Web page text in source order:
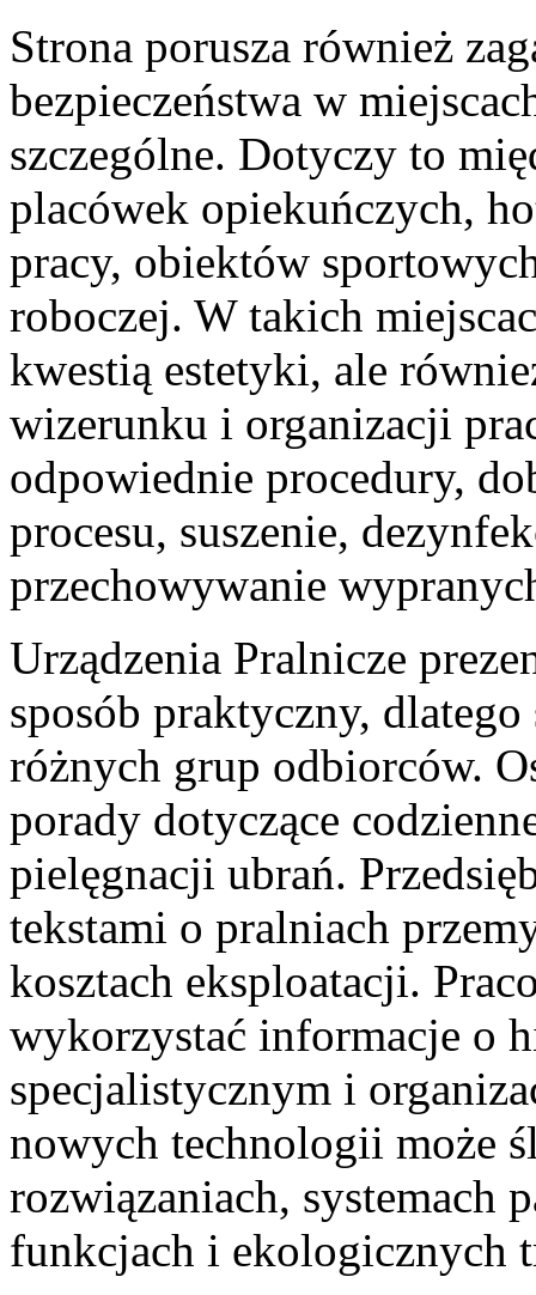
Strona porusza również
bezpieczeństwa w
szczególne. Dotyczy to
placówek opiekuńczych,
pracy, obiektów
roboczej. W takich
kwestią estetyki, ale
wizerunku i organizacji
odpowiednie procedury,
procesu, suszenie,
przechowywanie
Urządzenia Pralnicze
sposób praktyczny,
różnych grup odbiorców.
porady dotyczące
pielęgnacji ubrań.
tekstami o pralniach
kosztach eksploatacji.
wykorzystać informacje o
specjalistycznym i
nowych technologii może
rozwiązaniach, systemach
funkcjach i ekologicznych